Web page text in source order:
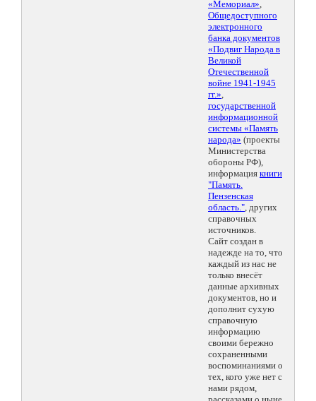
«Мемориал»,
Общедоступного
электронного
банка документов
«Подвиг Народа в
Великой
Отечественной
войне 1941-1945
гг.»,
государственной
информационной
системы «Память
народа» (проекты
Министерства
обороны РФ),
информация книги
"Память.
Пензенская
область.", других
справочных
источников.
Сайт создан в
надежде на то, что
каждый из нас не
только внесёт
данные архивных
документов, но и
дополнит сухую
справочную
информацию
своими бережно
сохраненными
воспоминаниями о
тех, кого уже нет с
нами рядом,